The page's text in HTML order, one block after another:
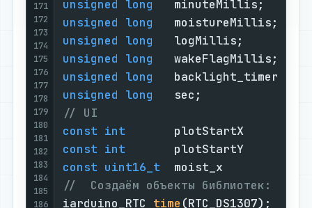
171
172
173
174
175
176
177
178
179
180
181
182
183
184
185
186
unsigned long
unsigned long
unsigned long
unsigned long
unsigned long
backlight_timer =
unsigned long
// UI
const int
       plotStartX      =
const int
       plotStartY      =
const uint16_t
  moist_x         =
//  Создаём объекты библиотек:
iarduino_RTC time (RTC_DS1307)